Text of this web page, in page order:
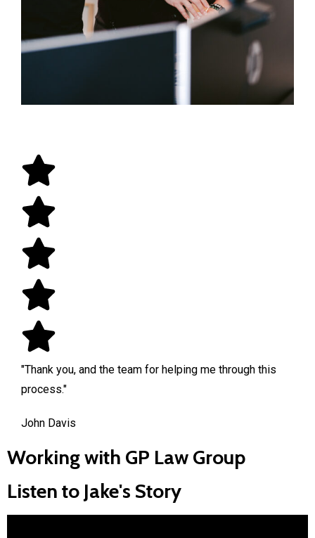
"Thank you, and the team for helping me through this
process."
John Davis
Working with GP Law Group
Listen to Jake's Story